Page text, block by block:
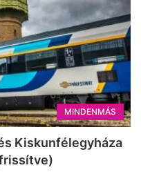
MINDENMÁS
Kiskunfélegyháza